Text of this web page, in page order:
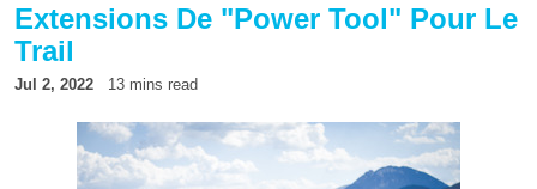
Extensions De "Power Tool" Pour Le
Trail
Jul 2, 2022 13 mins read